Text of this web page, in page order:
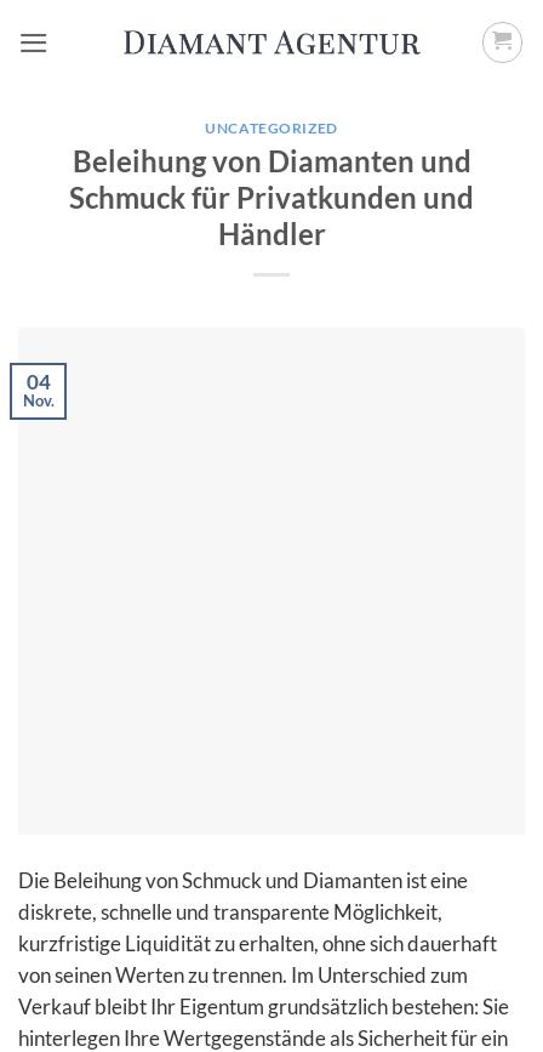
Inhalt
UNCATEGORIZED
Beleihung von Diamanten und
Schmuck für Privatkunden und
Händler
04
Nov.
Die Beleihung von Schmuck und Diamanten ist eine
diskrete, schnelle und transparente Möglichkeit,
kurzfristige Liquidität zu erhalten, ohne sich dauerhaft
von seinen Werten zu trennen. Im Unterschied zum
Verkauf bleibt Ihr Eigentum grundsätzlich bestehen: Sie
hinterlegen Ihre Wertgegenstände als Sicherheit für ein